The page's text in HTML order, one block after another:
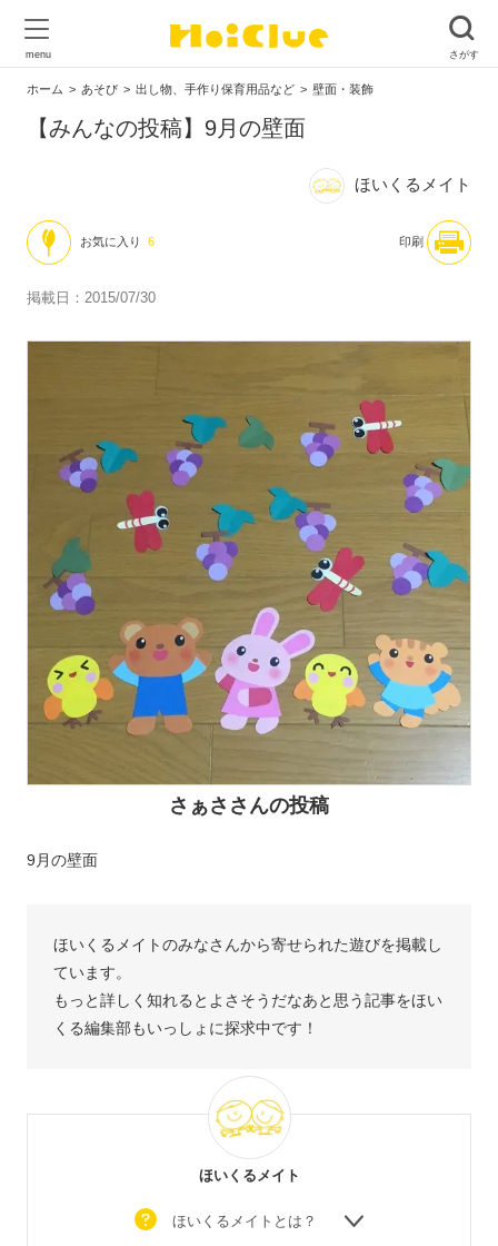
ホーム あそび 出し物、手作り保育用品など 壁面・装飾
【みんなの投稿】9月の壁面
ほいくるメイト
お気に入り 6 印刷
掲載日：2015/07/30
さぁささんの投稿
9月の壁面
ほいくるメイトのみなさんから寄せられた遊びを掲載し
ています。
もっと詳しく知れるとよさそうだなあと思う記事をほい
くる編集部もいっしょに探求中です！
ほいくるメイト
ほいくるメイトとは？